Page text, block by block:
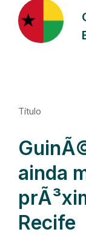
Título
ainda
Recife